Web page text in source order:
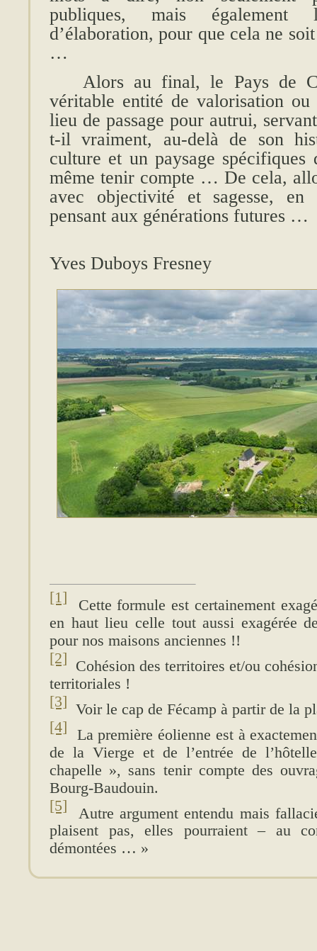
publiques, mais également
d’élaboration, pour que cela ne
…
Alors au final, le Pays de
véritable entité de valorisation
lieu de passage pour autrui,
t-il vraiment, au-delà de son
culture et un paysage
même tenir compte … De cela,
avec objectivité et sagesse,
pensant aux générations futures …
Yves Duboys Fresney
[1] Cette formule est certainement
en haut lieu celle tout aussi exagérée
pour nos maisons anciennes !!
[2] Cohésion des territoires et/ou
territoriales !
[3] Voir le cap de Fécamp à partir de la
[4] La première éolienne est à
de la Vierge et de l’entrée de
chapelle », sans tenir compte des
Bourg-Baudouin.
[5] Autre argument entendu mais
plaisent pas, elles pourraient – au
démontées … »